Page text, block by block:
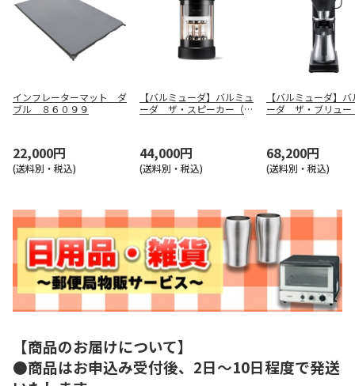
インフレーターマット ダ
ブル ８６０９９
22,000円
(送料別・税込)
【バルミューダ】バルミュ
ーダ ザ・スピーカー（ブ
44,000円
(送料別・税込)
【バルミューダ】
ーダ ザ・ブリュ
68,200円
(送料別・税込)
【商品のお届けについて】
●商品はお申込み受付後、2日～10日程度で発送